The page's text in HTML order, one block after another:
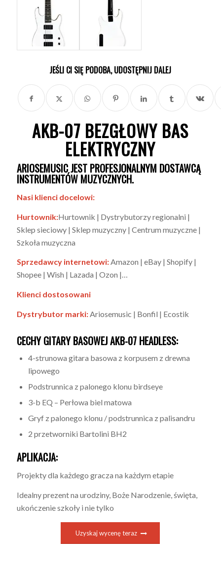
JEŚLI CI SIĘ PODOBA, UDOSTĘPNIJ DALEJ
AKB-07 BEZGŁOWY BAS
ELEKTRYCZNY
ARIOSEMUSIC JEST PROFESJONALNYM DOSTAWCĄ
INSTRUMENTÓW MUZYCZNYCH.
Nasi klienci docelowi:
Hurtownik:Hurtownik | Dystrybutorzy regionalni |
Sklep sieciowy | Sklep muzyczny | Centrum muzyczne |
Szkoła muzyczna
Sprzedawcy internetowi:Amazon | eBay | Shopify |
Shopee | Wish | Lazada | Ozon |…
Klienci dostosowani
Dystrybutor marki: Ariosemusic | Bonfil | Ecostik
CECHY GITARY BASOWEJ AKB-07 HEADLESS:
4-strunowa gitara basowa z korpusem z drewna
lipowego
Podstrunnica z palonego klonu birdseye
3-b EQ – Perłowa biel matowa
Gryf z palonego klonu / podstrunnica z palisandru
2 przetworniki Bartolini BH2
APLIKACJA:
Projekty dla każdego gracza na każdym etapie
Idealny prezent na urodziny, Boże Narodzenie, święta,
ukończenie szkoły i nie tylko
Uzyskaj wycenę teraz